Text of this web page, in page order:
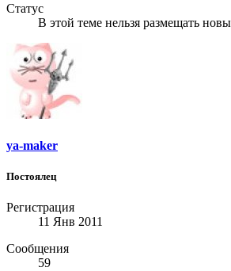
Статус
В этой теме нельзя размещать
ya-maker
Постоялец
Регистрация
11 Янв 2011
Сообщения
59